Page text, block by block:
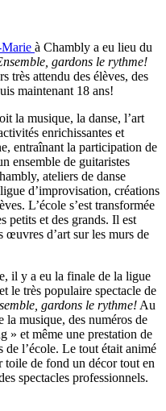
Marie à Chambly a eu lieu du
gardons le rythme!
très attendu des élèves, des
maintenant 18 ans!
la musique, la danse, l’art
enrichissantes et
entraînant la participation de
ensemble de guitaristes
ateliers de danse
d’improvisation, créations
L’école s’est transformée
petits et des grands. Il est
œuvres d’art sur les murs de
il y a eu la finale de la ligue
le très populaire spectacle de
gardons le rythme! Au
la musique, des numéros de
» et même une prestation de
de l’école. Le tout était animé
toile de fond un décor tout en
spectacles professionnels.